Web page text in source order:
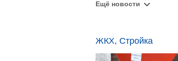
Ещё новости
ЖКХ, Стройка